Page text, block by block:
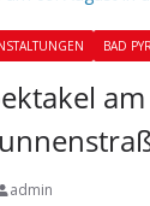
BAD
admin